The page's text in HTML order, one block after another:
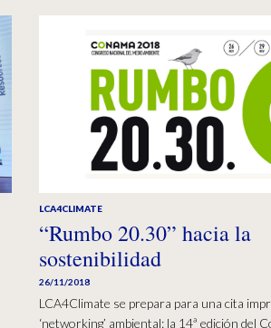
LCA4CLIMATE
“Rumbo 20.30” hacia la
sostenibilidad
26/11/2018
LCA4Climate se prepara para una cita
‘networking’ ambiental: la 14ª edición del